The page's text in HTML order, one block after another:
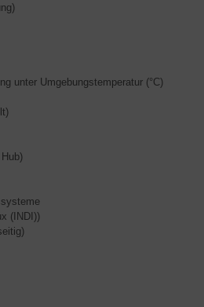
unter Umgebungstemperatur (°C)
(INDI))